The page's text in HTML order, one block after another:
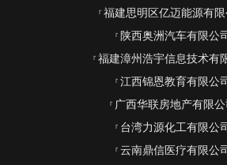
福建思明区亿迈能源有限
陕西奥洲汽车有限公司
福建漳州浩宇信息技术有
江西锦恩教育有限公司
广西华联房地产有限公
台湾力源化工有限公司
云南鼎信医疗有限公司